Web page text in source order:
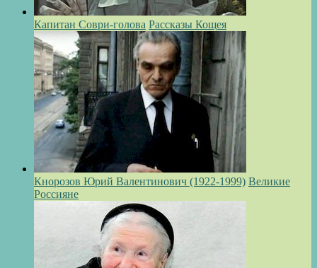
Капитан Соври-голова Рассказы Кощея
Кнорозов Юрий Валентинович (1922-1999) Великие
Россияне